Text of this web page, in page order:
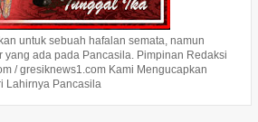
untuk sebuah hafalan semata, namun
ada pada Pancasila. Pimpinan Redaksi
/ gresiknews1.com Kami Mengucapkan
Lahirnya Pancasila